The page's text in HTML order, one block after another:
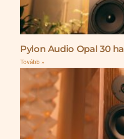
Pylon Audio Opal 30
Tovább »